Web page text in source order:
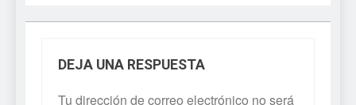
DEJA UNA RESPUESTA
Tu dirección de correo electrónico no será